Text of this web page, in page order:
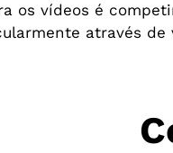
os vídeos é
através